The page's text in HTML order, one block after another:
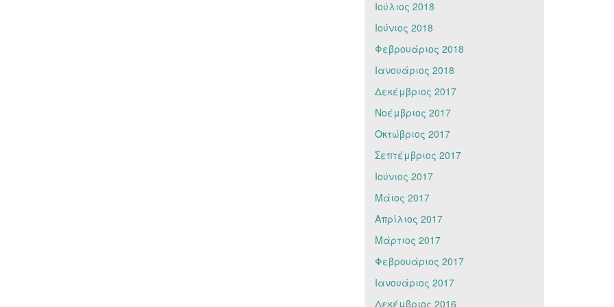
Ιούλιος 2018
Ιούνιος 2018
Φεβρουάριος 2018
Ιανουάριος 2018
Δεκέμβριος 2017
Νοέμβριος 2017
Οκτώβριος 2017
Σεπτέμβριος 2017
Ιούνιος 2017
Μάιος 2017
Απρίλιος 2017
Μάρτιος 2017
Φεβρουάριος 2017
Ιανουάριος 2017
Δεκέμβριος 2016